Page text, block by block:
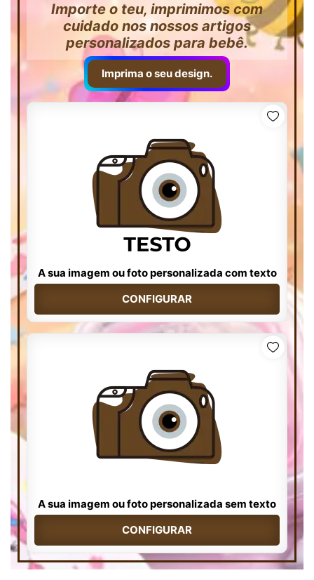
Importe o teu, imprimimos com
cuidado nos nossos artigos
personalizados para bebê.
Imprima o seu design.
A sua imagem ou foto personalizada com texto
CONFIGURAR
A sua imagem ou foto personalizada sem texto
CONFIGURAR